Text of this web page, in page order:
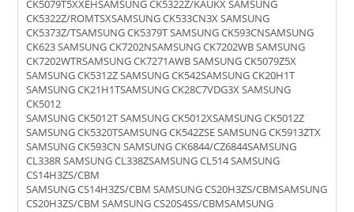
CK5079T5XXEHSAMSUNG CK5322Z/KAUKX SAMSUNG
CK5322Z/ROMTSXSAMSUNG CK533CN3X SAMSUNG
CK5373Z/TSAMSUNG CK5379T SAMSUNG CK593CNSAMSUNG
CK623 SAMSUNG CK7202NSAMSUNG CK7202WB SAMSUNG
CK7202WTRSAMSUNG CK7271AWB SAMSUNG CK5079Z5X
SAMSUNG CK5312Z SAMSUNG CK542SAMSUNG CK20H1T
SAMSUNG CK21H1TSAMSUNG CK28C7VDG3X SAMSUNG
CK5012
SAMSUNG CK5012T SAMSUNG CK5012XSAMSUNG CK5012Z
SAMSUNG CK5320TSAMSUNG CK542ZSE SAMSUNG CK5913ZTX
SAMSUNG CK593CN SAMSUNG CK6844/CZ6844SAMSUNG
CL338R SAMSUNG CL338ZSAMSUNG CL514 SAMSUNG
CS14H3ZS/CBM
SAMSUNG CS14H3ZS/CBM SAMSUNG CS20H3ZS/CBMSAMSUNG
CS20H3ZS/CBM SAMSUNG CS20S4SS/CBMSAMSUNG